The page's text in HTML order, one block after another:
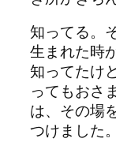
知ってる。
生まれた時
知ってたけ
ってもおさ
は、その場
つけました。